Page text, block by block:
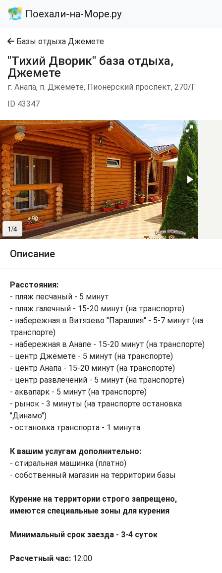
Поехали-на-Море.ру
Базы отдыха Джемете
"Тихий Дворик" база отдыха,
Джемете
г. Анапа, п. Джемете, Пионерский проспект, 270/Г
ID 43347
1/4
Описание
Расстояния:
- пляж песчаный - 5 минут
- пляж галечный - 15-20 минут (на транспорте)
- набережная в Витязево "Параллия" - 5-7 минут (на
транспорте)
- набережная в Анапе - 15-20 минут (на транспорте)
- центр Джемете - 5 минут (на транспорте)
- центр Анапа - 15-20 минут (на транспорте)
- центр развлечений - 5 минут (на транспорте)
- аквапарк - 5 минут (на транспорте)
- рынок - 3 минуты (на транспорте остановка
"Динамо")
- остановка транспорта - 1 минута
К вашим услугам дополнительно:
- стиральная машинка (платно)
- собственный магазин на территории базы
Курение на территории строго запрещено,
имеются специальные зоны для курения
Минимальный срок заезда - 3-4 суток
Расчетный час: 12:00